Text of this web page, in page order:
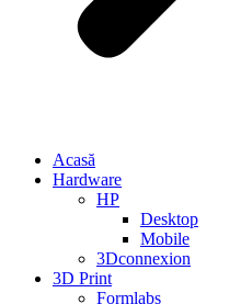
Acasă
Hardware
HP
Desktop
Mobile
3Dconnexion
3D Print
Formlabs